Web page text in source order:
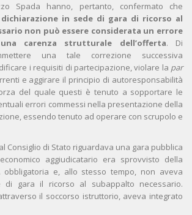
Spada hanno, pertanto, confermato che
dichiarazione in sede di gara di ricorso al
non può essere considerata un errore
carenza strutturale dell’offerta. Di
una tale correzione successiva
i requisiti di partecipazione, violare la par
e aggirare il principio di autoresponsabilità
del quale questi è tenuto a sopportare le
errori commessi nella presentazione della
essendo tenuto ad operare con scrupolo e
Consiglio di Stato riguardava una gara pubblica
aggiudicatario era sprovvisto della
obbligatoria e, allo stesso tempo, non aveva
di gara il ricorso al subappalto necessario.
il soccorso istruttorio, aveva integrato